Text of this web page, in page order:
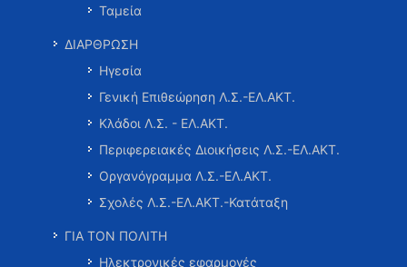
Ταμεία
ΔΙΑΡΘΡΩΣΗ
Ηγεσία
Γενική Επιθεώρηση Λ.Σ.-ΕΛ.ΑΚΤ.
Κλάδοι Λ.Σ. - ΕΛ.ΑΚΤ.
Περιφερειακές Διοικήσεις Λ.Σ.-ΕΛ.ΑΚΤ.
Οργανόγραμμα Λ.Σ.-ΕΛ.ΑΚΤ.
Σχολές Λ.Σ.-ΕΛ.ΑΚΤ.-Κατάταξη
ΓΙΑ ΤΟΝ ΠΟΛΙΤΗ
Ηλεκτρονικές εφαρμογές